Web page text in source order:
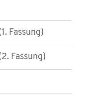
Fassung)
Fassung)